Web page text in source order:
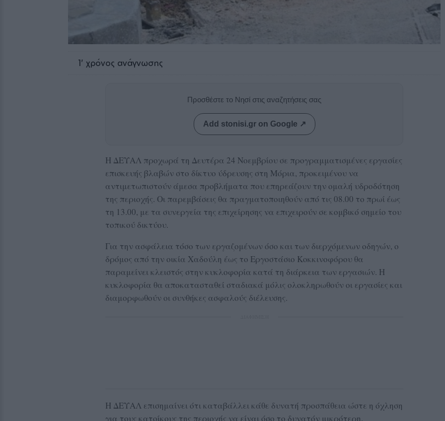
1' χρόνος ανάγνωσης
Προσθέστε το Νησί στις αναζητήσεις σας
Add stonisi.gr on Google ↗
Η ΔΕΥΑΛ προχωρά τη Δευτέρα 24 Νοεμβρίου σε προγραμματισμένες εργασίες
επισκευής βλαβών στο δίκτυο ύδρευσης στη Μόρια, προκειμένου να
αντιμετωπιστούν άμεσα προβλήματα που επηρεάζουν την ομαλή υδροδότηση
της περιοχής. Οι παρεμβάσεις θα πραγματοποιηθούν από τις 08.00 το πρωί έως
τη 13.00, με τα συνεργεία της επιχείρησης να επιχειρούν σε κομβικό σημείο του
τοπικού δικτύου.
Για την ασφάλεια τόσο των εργαζομένων όσο και των διερχόμενων οδηγών, ο
δρόμος από την οικία Χαδούλη έως το Εργοστάσιο Κοκκινοφόρου θα
παραμείνει κλειστός στην κυκλοφορία κατά τη διάρκεια των εργασιών. Η
κυκλοφορία θα αποκατασταθεί σταδιακά μόλις ολοκληρωθούν οι εργασίες και
διαμορφωθούν οι συνθήκες ασφαλούς διέλευσης.
Η ΔΕΥΑΛ επισημαίνει ότι καταβάλλει κάθε δυνατή προσπάθεια ώστε η όχληση
για τους κατοίκους της περιοχής να είναι όσο το δυνατόν μικρότερη.